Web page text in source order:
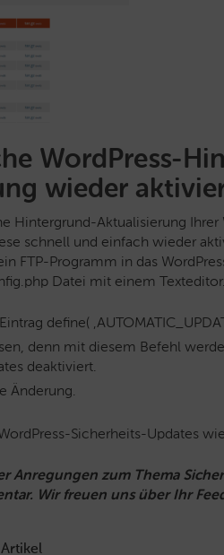
WordPress-
wieder
Hintergrund-Aktualisierung
schnell und einfach wieder
FTP-Programm in das
Datei mit einem Texteditor.
define(
denn mit diesem Befehl
deaktiviert.
Änderung.
Sicherheits-Updates
Anregungen zum Thema
Wir freuen uns über Ihr